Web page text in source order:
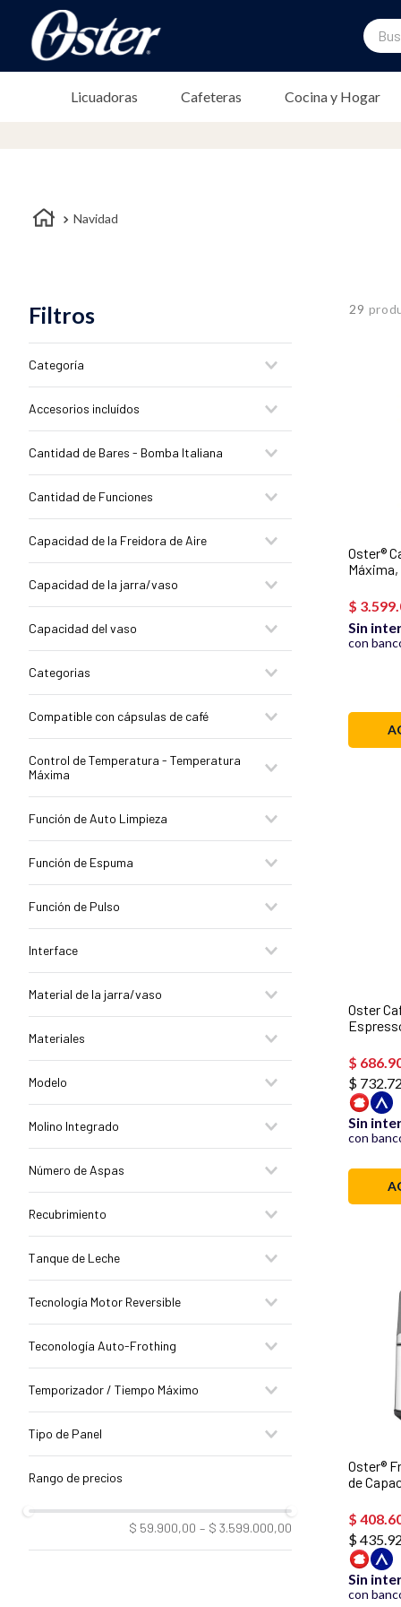
Licuadoras Cafeteras Cocina y Hogar
Navidad
Filtros
Categoría
Freidoras de Aire
Hogar y Planchas
Sandwicheras
Multiollas y Arroceras
Batidoras
Accesorios incluídos
No
Cantidad de Bares - Bomba Italiana
Cantidad de Funciones
Capacidad de la Freidora de Aire
6 litros
Capacidad de la jarra/vaso
1.25
Capacidad del vaso
Categorias
Espresso y Capuccino
Linea Pro
Licuadoras tradicionales
Compatible con cápsulas de café
Control de Temperatura - Temperatura
Máxima
200 °C/400 °F
Función de Auto Limpieza
No
Función de Espuma
Función de Pulso
Interface
Botones LED de tacto suave
Material de la jarra/vaso
Materiales
Modelo
CKSTAF75WDSSDF
CKSTAF401MDF
BVSTEM7301
BVSTEM5502
BVSTDC4403013
BLST4655
Molino Integrado
No
Número de Aspas
Recubrimiento
Antiadherente DiamondForce
Tanque de Leche
Tecnología Motor Reversible
No
Teconología Auto-Frothing
No
Temporizador / Tiempo Máximo
Tipo de Panel
$ 59.900,00 – $ 3.599.000,00
29
Oster®
$ 3.599.
Sin
con
Oster
$ 686.
$
Sin
con
Oster®
de
$ 408.
$
Sin
con
TÉRMINOS MÁS BUSCADOS
1.
licuadora